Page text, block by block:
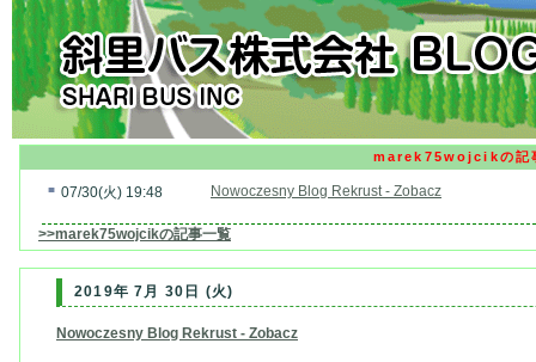
marek75wojcikの記
■ 07/30(火) 19:48 Nowoczesny Blog Rekrust - Zobacz
>>marek75wojcikの記事一覧
2019年 7月 30日 (火)
Nowoczesny Blog Rekrust - Zobacz